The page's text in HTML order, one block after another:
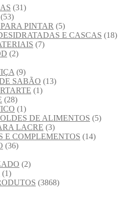
(31)
(53)
PINTAR (5)
E CASCAS (18)
(7)
(2)
(9)
SABÃO (13)
(1)
(28)
(1)
DE ALIMENTOS (5)
LACRE (3)
E COMPLEMENTOS (14)
(36)
(2)
(1)
(3868)